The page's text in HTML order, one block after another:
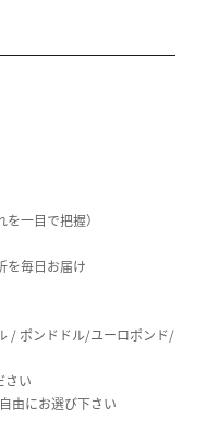
一目で把握）
毎日お届け
/ ポンドドル/ユーロポンド/
さい
由にお選び下さい